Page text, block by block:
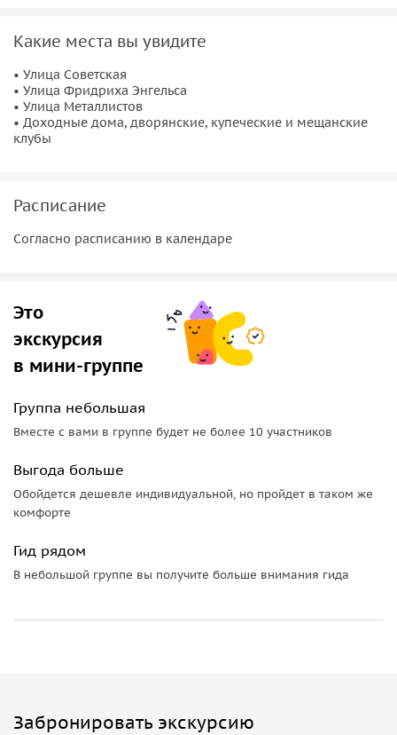
• Полушка, деньга, копейка, грош, алтын, пятак, гривенник,
и целковый. Почему последовательность должна быть
именно такой;
• Как связаны «Петенька», «Катенька» и пресловутый
«лопатник»;
картами;
Все ответы — в феерическом мастер-классе
Какие места вы увидите
• Улица Советская
• Улица Фридриха Энгельса
• Улица Металлистов
• Доходные дома, дворянские, купеческие и мещанские
клубы
Расписание
Согласно расписанию в календаре
Это
экскурсия
в мини-группе
Группа небольшая
Вместе с вами в группе будет не более 10 участников
Выгода больше
Обойдется дешевле индивидуальной, но пройдет в таком же
комфорте
Гид рядом
В небольшой группе вы получите больше внимания гида
Забронировать экскурсию